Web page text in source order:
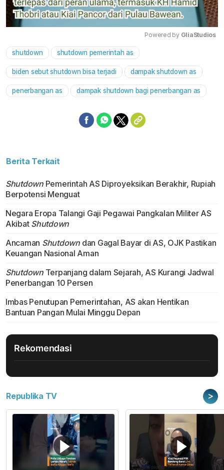
Powered by GliaStudios
shutdown shutdown pemerintah as
biden sebut shutdown bisa terjadi dampak shutdown as
penerbangan as dampak shutdown bagi penerbangan as
Berita Terkait
ShutdownPemerintah AS Diproyeksikan Berakhir, Rupiah
Berpotensi Menguat
Negara Eropa Talangi Gaji Pegawai Pangkalan Militer AS
Akibat Shutdown
Ancaman Shutdown dan Gagal Bayar di AS, OJK Pastikan
Keuangan Nasional Aman
ShutdownTerpanjang dalam Sejarah, AS Kurangi Jadwal
Penerbangan 10 Persen
Imbas Penutupan Pemerintahan, AS akan Hentikan
Bantuan Pangan Mulai Minggu Depan
Rekomendasi
Republika TV >